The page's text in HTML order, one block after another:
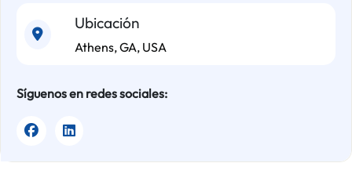
Ubicación
Athens, GA, USA
Síguenos en redes sociales: